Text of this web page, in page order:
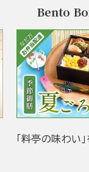
Bento
「料亭の味わい